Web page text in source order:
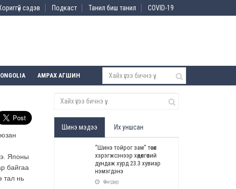
сэдэв Подкаст Танил биш танил COVID-19
АМРАХ АГШИН
Японы
байгаа
тал нь
Шинэ мэдээ Их уншсан
“Шинэ тойрог зам” төсөл
хэрэгжсэнээр хөдөлгөөний
дундаж хурд 23.3 хувиар
нэмэгдэнэ
Өчигдөр